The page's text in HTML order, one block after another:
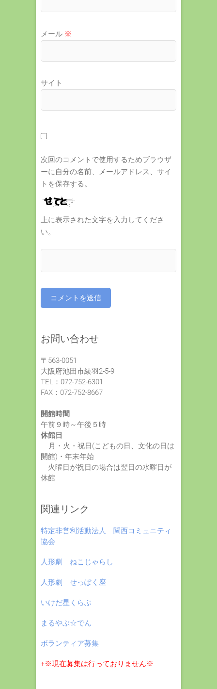
メール ※
サイト
次回のコメントで使用するためブラウザ
ーに自分の名前、メールアドレス、サイ
トを保存する。
上に表示された文字を入力してくださ
い。
お問い合わせ
〒563-0051
大阪府池田市綾羽2-5-9
TEL：072-752-6301
FAX：072-752-8667
開館時間
午前９時～午後５時
休館日
月・火・祝日(こどもの日、文化の日は
開館)・年末年始
火曜日が祝日の場合は翌日の水曜日が
休館
関連リンク
特定非営利活動法人 関西コミュニティ
協会
人形劇 ねこじゃらし
人形劇 せっぽく座
いけだ星くらぶ
まるやぶ☆でん
ボランティア募集
↑※現在募集は行っておりません※